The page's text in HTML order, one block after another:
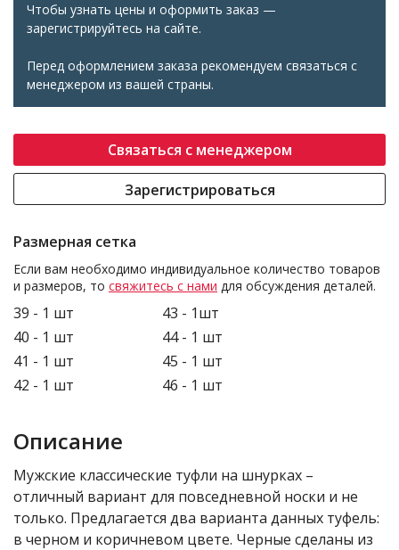
Чтобы узнать цены и оформить заказ —
зарегистрируйтесь на сайте.
Перед оформлением заказа рекомендуем связаться с
менеджером из вашей страны.
Связаться с менеджером
Зарегистрироваться
Размерная сетка
Если вам необходимо индивидуальное количество товаров
и размеров, то свяжитесь с нами для обсуждения деталей.
39 - 1 шт
40 - 1 шт
41 - 1 шт
42 - 1 шт
43 - 1шт
44 - 1 шт
45 - 1 шт
46 - 1 шт
Описание
Мужские классические туфли на шнурках –
отличный вариант для повседневной носки и не
только. Предлагается два варианта данных туфель:
в черном и коричневом цвете. Черные сделаны из